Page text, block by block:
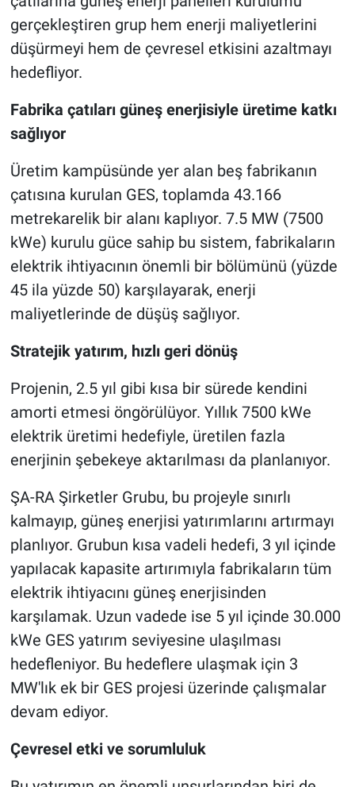
gerçekleştiren grup hem enerji maliyetlerini
düşürmeyi hem de çevresel etkisini azaltmayı
hedefliyor.
Fabrika çatıları güneş enerjisiyle üretime katkı
sağlıyor
Üretim kampüsünde yer alan beş fabrikanın
çatısına kurulan GES, toplamda 43.166
metrekarelik bir alanı kaplıyor. 7.5 MW (7500
kWe) kurulu güce sahip bu sistem, fabrikaların
elektrik ihtiyacının önemli bir bölümünü (yüzde
45 ila yüzde 50) karşılayarak, enerji
maliyetlerinde de düşüş sağlıyor.
Stratejik yatırım, hızlı geri dönüş
Projenin, 2.5 yıl gibi kısa bir sürede kendini
amorti etmesi öngörülüyor. Yıllık 7500 kWe
elektrik üretimi hedefiyle, üretilen fazla
enerjinin şebekeye aktarılması da planlanıyor.
ŞA-RA Şirketler Grubu, bu projeyle sınırlı
kalmayıp, güneş enerjisi yatırımlarını artırmayı
planlıyor. Grubun kısa vadeli hedefi, 3 yıl içinde
yapılacak kapasite artırımıyla fabrikaların tüm
elektrik ihtiyacını güneş enerjisinden
karşılamak. Uzun vadede ise 5 yıl içinde 30.000
kWe GES yatırım seviyesine ulaşılması
hedefleniyor. Bu hedeflere ulaşmak için 3
MW'lık ek bir GES projesi üzerinde çalışmalar
devam ediyor.
Çevresel etki ve sorumluluk